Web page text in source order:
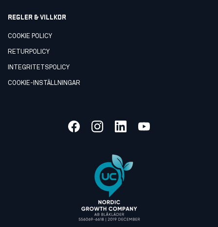
REGLER & VILLKOR
COOKIE POLICY
RETURPOLICY
INTEGRITETSPOLICY
COOKIE-INSTÄLLNINGAR